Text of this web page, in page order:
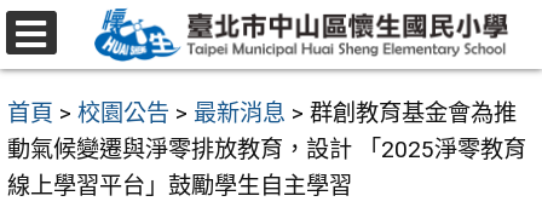
跳
至
要
內
容
首頁 > 校園公告 > 最新消息 > 群創教育基金會為推
動氣候變遷與淨零排放教育，設計 「2025淨零教育
線上學習平台」鼓勵學生自主學習
選
單